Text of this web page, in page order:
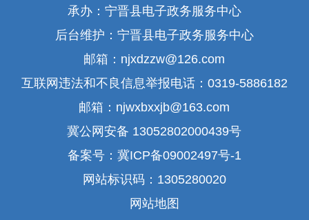
承办：宁晋县电子政务服务中心
后台维护：宁晋县电子政务服务中心
邮箱：njxdzzw@126.com
互联网违法和不良信息举报电话：0319-5886182
邮箱：njwxbxxjb@163.com
冀公网安备 13052802000439号
备案号：冀ICP备09002497号-1
网站标识码：1305280020
网站地图